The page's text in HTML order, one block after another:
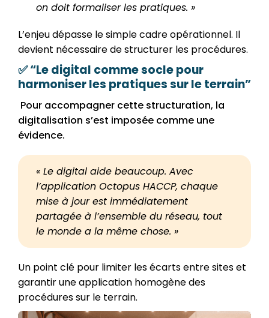
on doit formaliser les pratiques. »
L’enjeu dépasse le simple cadre opérationnel. Il
devient nécessaire de structurer les procédures.
✅ “Le digital comme socle pour
harmoniser les pratiques sur le terrain”
Pour accompagner cette structuration, la
digitalisation s’est imposée comme une
évidence.
« Le digital aide beaucoup. Avec
l’application Octopus HACCP, chaque
mise à jour est immédiatement
partagée à l’ensemble du réseau, tout
le monde a la même chose. »
Un point clé pour limiter les écarts entre sites et
garantir une application homogène des
procédures sur le terrain.